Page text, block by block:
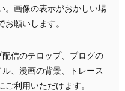
。画像の表示がおかしい場
お願いします。
配信のテロップ、ブログの
、漫画の背景、トレース
利用いただけます。